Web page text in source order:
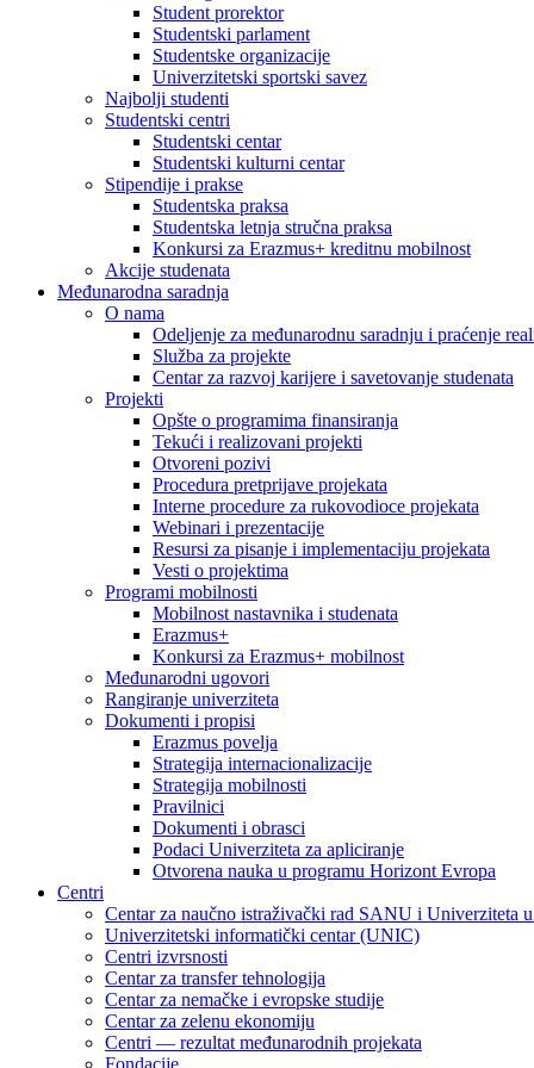
Student prorektor
Studentski parlament
Studentske organizacije
Univerzitetski sportski savez
Najbolji studenti
Studentski centri
Studentski centar
Studentski kulturni centar
Stipendije i prakse
Studentska praksa
Studentska letnja stručna praksa
Konkursi za Erazmus+ kreditnu mobilnost
Akcije studenata
Međunarodna saradnja
O nama
Odeljenje za međunarodnu saradnju i praćenje
Služba za projekte
Centar za razvoj karijere i savetovanje studenata
Projekti
Opšte o programima finansiranja
Tekući i realizovani projekti
Otvoreni pozivi
Procedura pretprijave projekata
Interne procedure za rukovodioce projekata
Webinari i prezentacije
Resursi za pisanje i implementaciju projekata
Vesti o projektima
Programi mobilnosti
Mobilnost nastavnika i studenata
Erazmus+
Konkursi za Erazmus+ mobilnost
Međunarodni ugovori
Rangiranje univerziteta
Dokumenti i propisi
Erazmus povelja
Strategija internacionalizacije
Strategija mobilnosti
Pravilnici
Dokumenti i obrasci
Podaci Univerziteta za apliciranje
Otvorena nauka u programu Horizont Evropa
Centri
Centar za naučno istraživački rad SANU i Univerziteta
Univerzitetski informatički centar (UNIC)
Centri izvrsnosti
Centar za transfer tehnologija
Centar za nemačke i evropske studije
Centar za zelenu ekonomiju
Centri — rezultat međunarodnih projekata
Fondacije